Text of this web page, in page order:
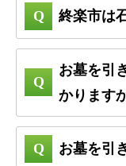
終楽市は
お墓を引
かります
お墓を引